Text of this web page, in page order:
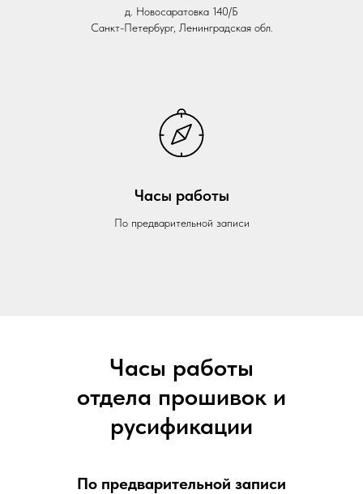
д. Новосаратовка 140/Б
Санкт-Петербург, Ленинградская обл.
Часы работы
По предварительной записи
Часы работы
отдела прошивок и
русификации
По предварительной записи